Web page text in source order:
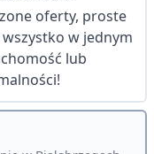
oferty, proste
w jednym
lub